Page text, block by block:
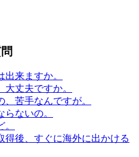
来ますか。
丈夫ですか。
苦手なんですが。
ないの。
得後、すぐに海外に出かける